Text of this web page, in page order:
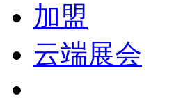
加盟
云端展会